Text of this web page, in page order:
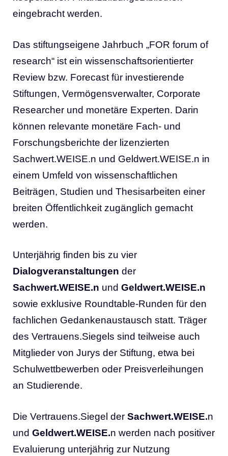
eingebracht werden.
Das stiftungseigene Jahrbuch „FOR forum of
research“ ist ein wissenschaftsorientierter
Review bzw. Forecast für investierende
Stiftungen, Vermögensverwalter, Corporate
Researcher und monetäre Experten. Darin
können relevante monetäre Fach- und
Forschungsberichte der lizenzierten
Sachwert.WEISE.n und Geldwert.WEISE.n in
einem Umfeld von wissenschaftlichen
Beiträgen, Studien und Thesisarbeiten einer
breiten Öffentlichkeit zugänglich gemacht
werden.
Unterjährig finden bis zu vier
Dialogveranstaltungen der
Sachwert.WEISE.n und Geldwert.WEISE.n
sowie exklusive Roundtable-Runden für den
fachlichen Gedankenaustausch statt. Träger
des Vertrauens.Siegels sind teilweise auch
Mitglieder von Jurys der Stiftung, etwa bei
Schulwettbewerben oder Preisverleihungen
an Studierende.
Die Vertrauens.Siegel der Sachwert.WEISE.n
und Geldwert.WEISE.n werden nach positiver
Evaluierung unterjährig zur Nutzung